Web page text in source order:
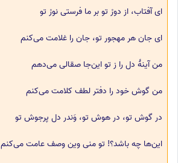
ای آفتاب، از دورْ تو بر ما فرستی نورْ تو
ای جان هر مهجور تو، جان را غلامت می‌کنم
من آینهٔ دل را ز تو این‌جا صقالی می‌دهم
من گوش خود را دفتر لطف کلامت می‌کنم
در گوش تو، در هوش تو، وَندر دل پرجوش تو
این‌ها چه باشد؟! تو منی وین وصف عامت می‌کنم